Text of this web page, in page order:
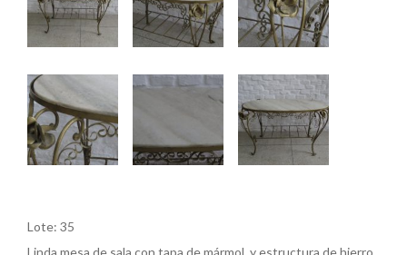
Lote: 35
Linda mesa de sala con tapa de mármol, y estructura de hierro